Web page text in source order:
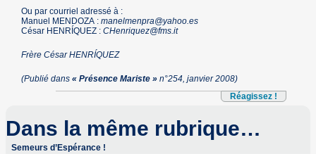
Ou par courriel adressé à :
Manuel MENDOZA :manelmenpra@yahoo.es
César HENRÍQUEZ :CHenriquez@fms.it
Frère César HENRÍQUEZ
(Publié dans« Présence Mariste » n°254, janvier 2008)
Réagissez !
Dans la même rubrique…
Semeurs d’Espérance !